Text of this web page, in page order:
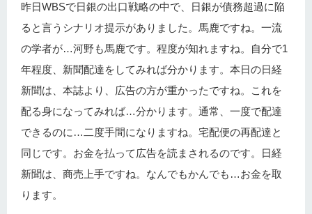
昨日WBSで日銀の出口戦略の中で、日銀が債務超過に陥
ると言うシナリオ提示がありました。馬鹿ですね。一流
の学者が…河野も馬鹿です。程度が知れますね。自分で1
年程度、新聞配達をしてみれば分かります。本日の日経
新聞は、本誌より、広告の方が重かったですね。これを
配る身になってみれば…分かります。通常、一度で配達
できるのに…二度手間になりますね。宅配便の再配達と
同じです。お金を払って広告を読まされるのです。日経
新聞は、商売上手ですね。なんでもかんでも…お金を取
ります。